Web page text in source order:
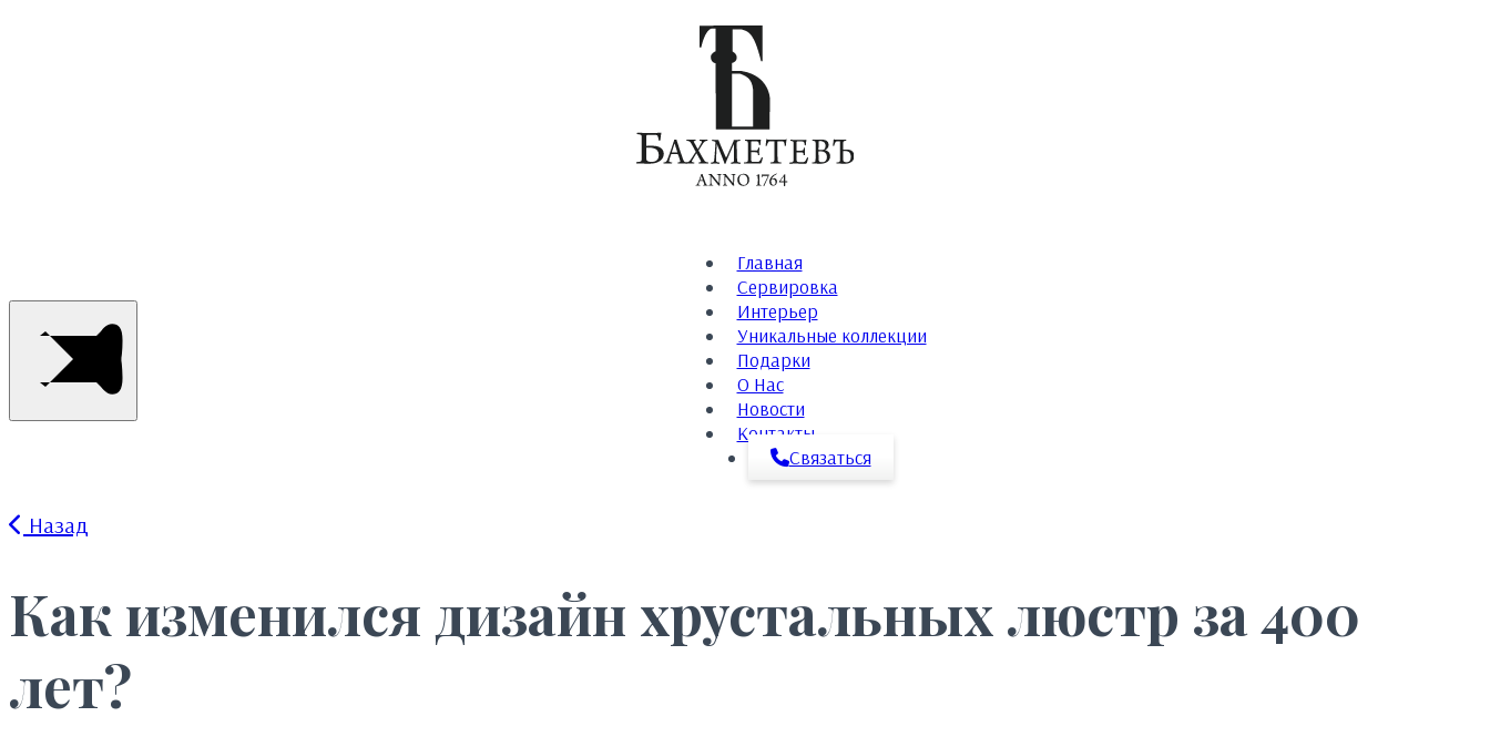
Главная
Сервировка
Интерьер
Уникальные коллекции
Подарки
О Нас
Новости
Контакты
Связаться
Назад
Как изменился дизайн хрустальных люстр за 400
лет?